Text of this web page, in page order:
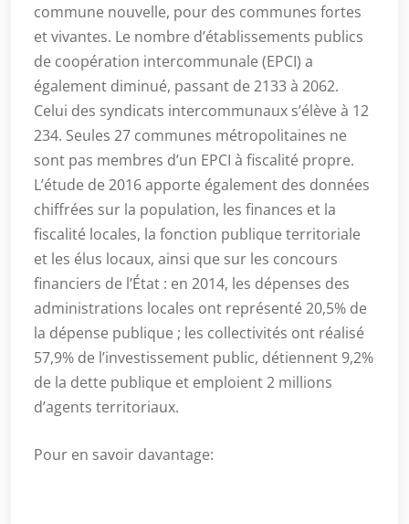
commune nouvelle, pour des communes fortes
et vivantes. Le nombre d’établissements publics
de coopération intercommunale (EPCI) a
également diminué, passant de 2133 à 2062.
Celui des syndicats intercommunaux s’élève à 12
234. Seules 27 communes métropolitaines ne
sont pas membres d’un EPCI à fiscalité propre.
L’étude de 2016 apporte également des données
chiffrées sur la population, les finances et la
fiscalité locales, la fonction publique territoriale
et les élus locaux, ainsi que sur les concours
financiers de l’État : en 2014, les dépenses des
administrations locales ont représenté 20,5% de
la dépense publique ; les collectivités ont réalisé
57,9% de l’investissement public, détiennent 9,2%
de la dette publique et emploient 2 millions
d’agents territoriaux.
Pour en savoir davantage: